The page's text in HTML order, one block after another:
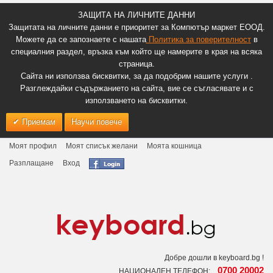
ЗАЩИТА НА ЛИЧНИТЕ ДАННИ
Защитата на личните данни е приоритет за Компютър маркет ЕООД.
Можете да се запознаете с нашатаПолитика за поверителноств
специалния раздел, връзка към който ще намерите в края на всяка
страница.
Сайта ни използва бисквитки, за да подобрим нашите услуги .
Разглеждайки съдържанието на сайта, вие се съгласявате и с
използването на бисквитки.
Приемам Научи повече
Моят профил Моят списък желани
Моята кошница
Разплащане
Вход
Добре дошли в keyboard.bg !
0700 20002